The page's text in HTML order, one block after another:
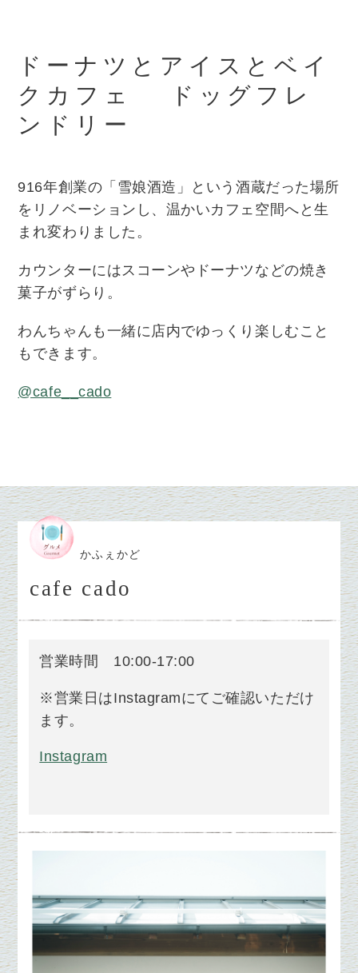
ドーナツとアイスとベイ
クカフェ ドッグフレ
ンドリー
916年創業の「雪娘酒造」という酒蔵だった場所
をリノベーションし、温かいカフェ空間へと生
まれ変わりました。
カウンターにはスコーンやドーナツ などの焼き
菓子がずらり。
わんちゃんも一緒に店内でゆっくり楽しむこと
もできます。
@cafe__cado
かふぇかど
cafe cado
営業時間 10:00-17:00
※営業日はInstagramにてご確認いただけ
ます。
Instagram